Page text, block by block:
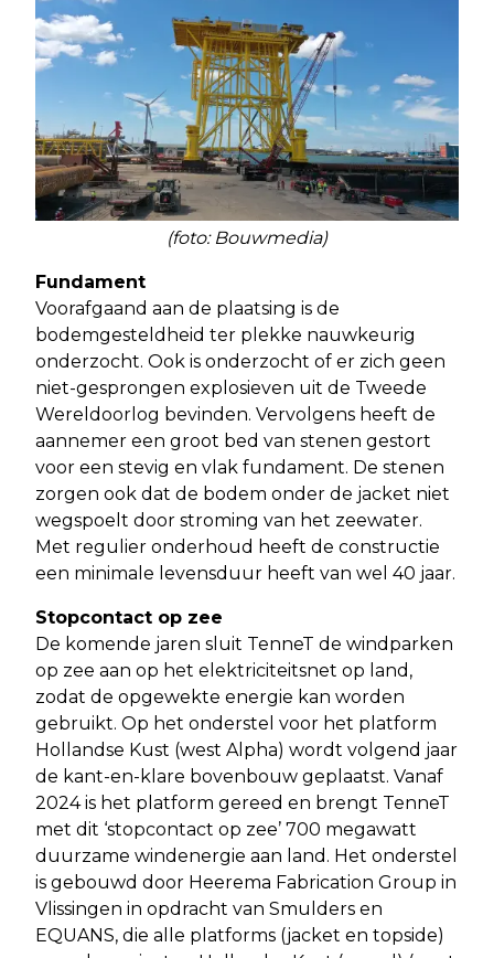
(foto: Bouwmedia)
Fundament
Voorafgaand aan de plaatsing is de
bodemgesteldheid ter plekke nauwkeurig
onderzocht. Ook is onderzocht of er zich geen
niet-gesprongen explosieven uit de Tweede
Wereldoorlog bevinden. Vervolgens heeft de
aannemer een groot bed van stenen gestort
voor een stevig en vlak fundament. De stenen
zorgen ook dat de bodem onder de jacket niet
wegspoelt door stroming van het zeewater.
Met regulier onderhoud heeft de constructie
een minimale levensduur heeft van wel 40 jaar.
Stopcontact op zee
De komende jaren sluit TenneT de windparken
op zee aan op het elektriciteitsnet op land,
zodat de opgewekte energie kan worden
gebruikt. Op het onderstel voor het platform
Hollandse Kust (west Alpha) wordt volgend jaar
de kant-en-klare bovenbouw geplaatst. Vanaf
2024 is het platform gereed en brengt TenneT
met dit ‘stopcontact op zee’ 700 megawatt
duurzame windenergie aan land. Het onderstel
is gebouwd door Heerema Fabrication Group in
Vlissingen in opdracht van Smulders en
EQUANS, die alle platforms (jacket en topside)